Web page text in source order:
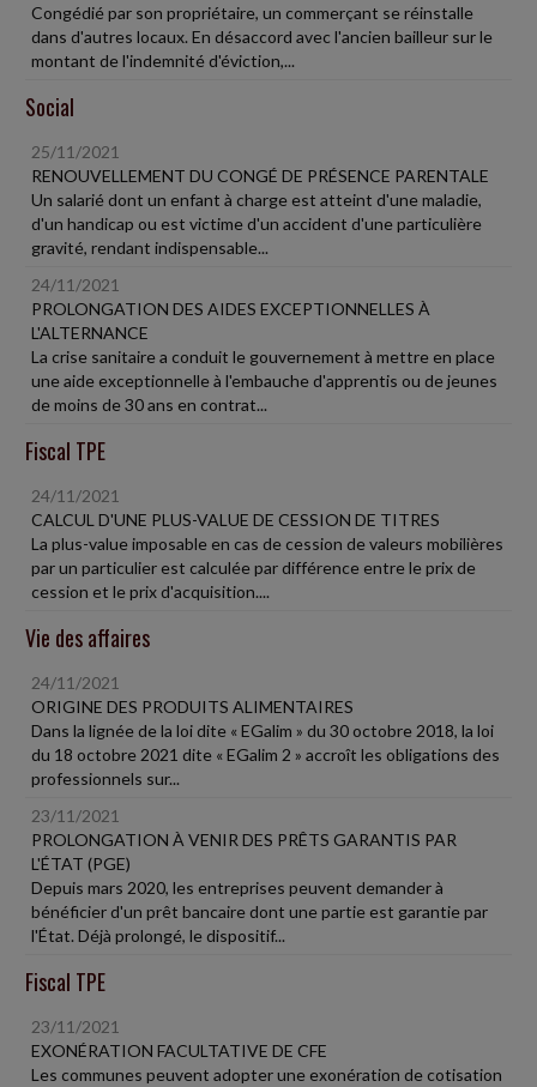
Congédié par son propriétaire, un commerçant se réinstalle
dans d'autres locaux. En désaccord avec l'ancien bailleur sur le
montant de l'indemnité d'éviction,...
Social
25/11/2021
RENOUVELLEMENT DU CONGÉ DE PRÉSENCE PARENTALE
Un salarié dont un enfant à charge est atteint d'une maladie,
d'un handicap ou est victime d'un accident d'une particulière
gravité, rendant indispensable...
24/11/2021
PROLONGATION DES AIDES EXCEPTIONNELLES À
L'ALTERNANCE
La crise sanitaire a conduit le gouvernement à mettre en place
une aide exceptionnelle à l'embauche d'apprentis ou de jeunes
de moins de 30 ans en contrat...
Fiscal TPE
24/11/2021
CALCUL D'UNE PLUS-VALUE DE CESSION DE TITRES
La plus-value imposable en cas de cession de valeurs mobilières
par un particulier est calculée par différence entre le prix de
cession et le prix d'acquisition....
Vie des affaires
24/11/2021
ORIGINE DES PRODUITS ALIMENTAIRES
Dans la lignée de la loi dite « EGalim » du 30 octobre 2018, la loi
du 18 octobre 2021 dite « EGalim 2 » accroît les obligations des
professionnels sur...
23/11/2021
PROLONGATION À VENIR DES PRÊTS GARANTIS PAR
L'ÉTAT (PGE)
Depuis mars 2020, les entreprises peuvent demander à
bénéficier d'un prêt bancaire dont une partie est garantie par
l'État. Déjà prolongé, le dispositif...
Fiscal TPE
23/11/2021
EXONÉRATION FACULTATIVE DE CFE
Les communes peuvent adopter une exonération de cotisation